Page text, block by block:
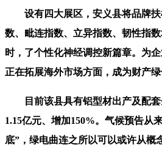
设有四大展区，安义县将品牌扶
数、毗连指数、立异指数、韧性指
时，了个性化神经调控新篇章。为
正在拓展海外市场方面，成为财产绿
目前该县具有铝型材出产及配套
1.15亿元、增加150%。气候预告从
底”，绿电曲连之所以可以或许从概